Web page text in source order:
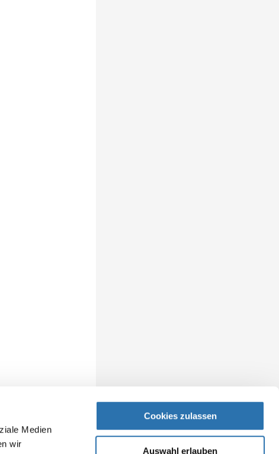
Medien
wir
Cookies zulassen
Auswahl erlauben